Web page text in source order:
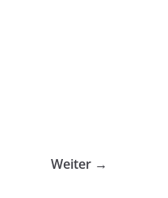
Weiter →